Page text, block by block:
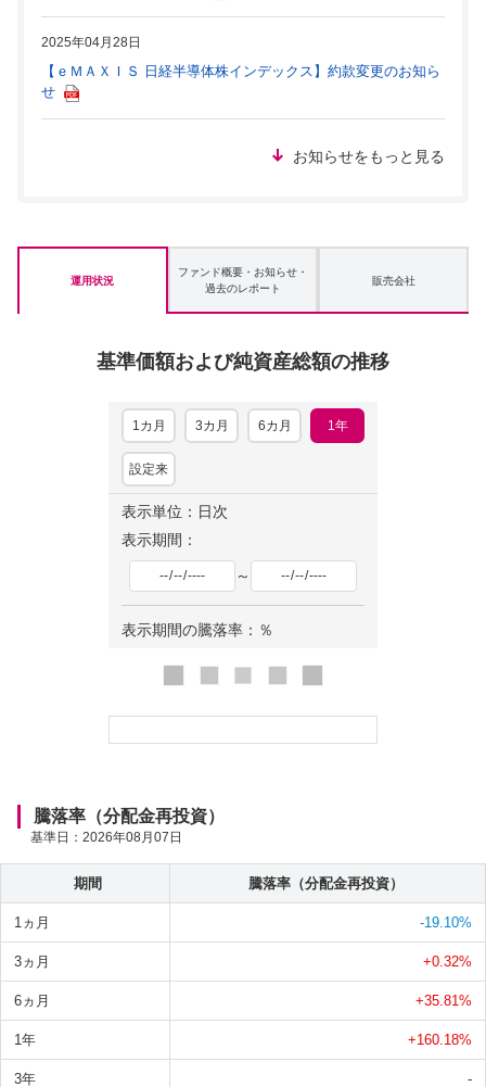
2025年04月28日
【ｅＭＡＸＩＳ 日経半導体株インデックス】約款変更のお知ら
せ
お知らせをもっと見る
運用状況
ファンド概要・お知らせ・
過去のレポート
販売会社
基準価額および純資産総額の推移
1カ月 3カ月 6カ月 1年
設定来
表示単位：日次
表示期間：
～
表示期間の騰落率： ％
騰落率（分配金再投資）
基準日： 2026年08月07日
期間 騰落率（分配金再投資）
1ヵ月 -19.10%
3ヵ月 +0.32%
6ヵ月 +35.81%
1年 +160.18%
3年 -